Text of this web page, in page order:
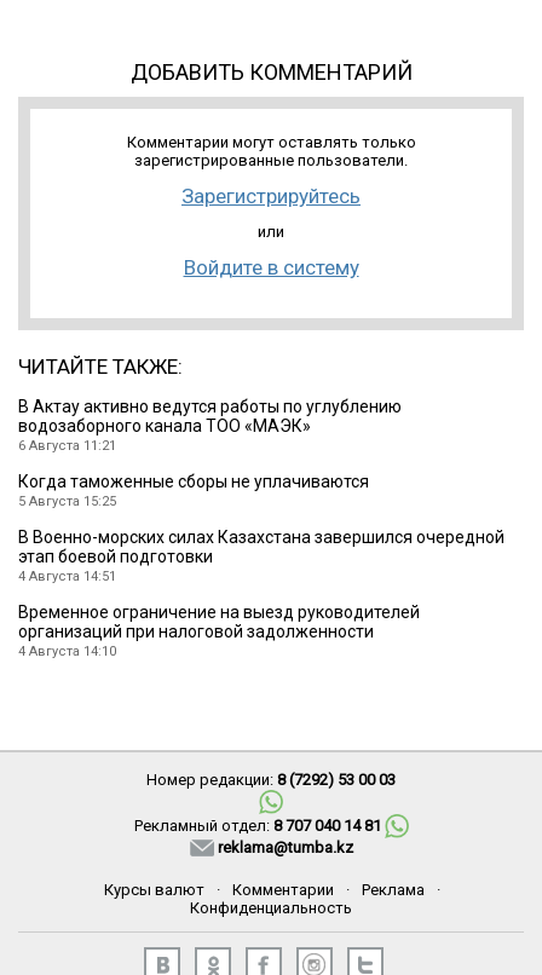
ДОБАВИТЬ КОММЕНТАРИЙ
Комментарии могут оставлять только
зарегистрированные пользователи.
Зарегистрируйтесь
или
Войдите в систему
ЧИТАЙТЕ ТАКЖЕ:
В Актау активно ведутся работы по углублению
водозаборного канала ТОО «МАЭК»
6 Августа 11:21
Когда таможенные сборы не уплачиваются
5 Августа 15:25
В Военно-морских силах Казахстана завершился очередной
этап боевой подготовки
4 Августа 14:51
Временное ограничение на выезд руководителей
организаций при налоговой задолженности
4 Августа 14:10
Номер редакции: 8 (7292) 53 00 03
Рекламный отдел: 8 707 040 14 81
reklama@tumba.kz
Курсы валют · Комментарии · Реклама
·
Конфиденциальность